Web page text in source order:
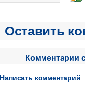
Оставить
Комментарии
Написать комментарий